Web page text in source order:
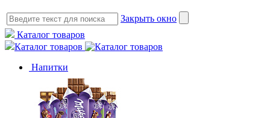
Закрыть окно
Каталог товаров
Каталог товаров
Напитки